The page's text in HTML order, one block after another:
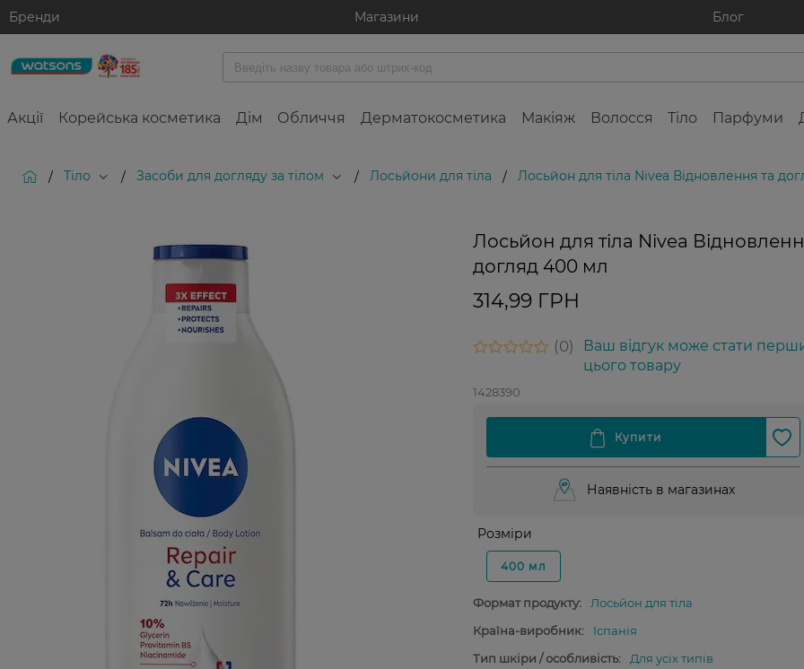
Бренди Магазини Блог
Акції Корейська косметика Дім Обличчя Дерматокосметика Макіяж Волосся Тіло Парфуми
/ Тіло / Засоби для догляду за тілом / Лосьйони для тіла / Лосьйон для тіла Nivea Відновлення та
Лосьйон для тіла Nivea
догляд 400 мл
314,99 ГРН
0
Ваш відгук може стати
цього товару
1428390
Наявність в магазинах
Розміри
400 мл
Формат продукту:
Лосьйон для тіла
Країна-виробник:
Іспанія
Тип шкіри / особливість:
Для усіх типів